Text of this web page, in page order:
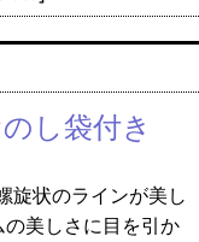
し袋付き
旋状のラインが美し
美しさに目を引か